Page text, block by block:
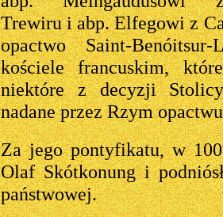
Trewiru i abp. Elfegowi z
opactwo Saint-
kościele francuskim,
niektóre z decyzji
nadane przez Rzym
Za jego pontyfikatu, w
Olaf Skótkonung i
państwowej.